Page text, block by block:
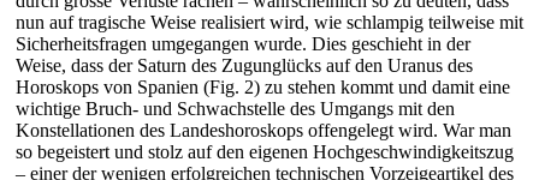
nun auf tragische Weise realisiert wird, wie schlampig teilweise mit
Sicherheitsfragen umgegangen wurde. Dies geschieht in der
Weise, dass der Saturn des Zugunglücks auf den Uranus des
Horoskops von Spanien (Fig. 2) zu stehen kommt und damit eine
wichtige Bruch- und Schwachstelle des Umgangs mit den
Konstellationen des Landeshoroskops offengelegt wird. War man
so begeistert und stolz auf den eigenen Hochgeschwindigkeitszug
– einer der wenigen erfolgreichen technischen Vorzeigeartikel des